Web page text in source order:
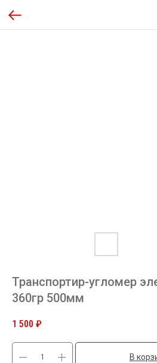
Транспортир-угломер
360гр 500мм
1 500 ₽
В